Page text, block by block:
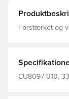
Forstærket og
CU8097-010,